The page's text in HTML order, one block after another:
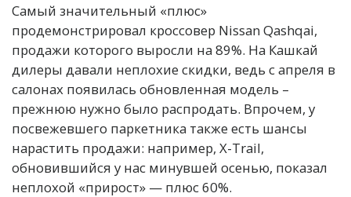
Самый значительный «плюс»
продемонстрировал кроссовер Nissan Qashqai,
продажи которого выросли на 89%. На Кашкай
дилеры давали неплохие скидки, ведь с апреля в
салонах появилась обновленная модель –
прежнюю нужно было распродать. Впрочем, у
посвежевшего паркетника также есть шансы
нарастить продажи: например, X-Trail,
обновившийся у нас минувшей осенью, показал
неплохой «прирост» — плюс 60%.